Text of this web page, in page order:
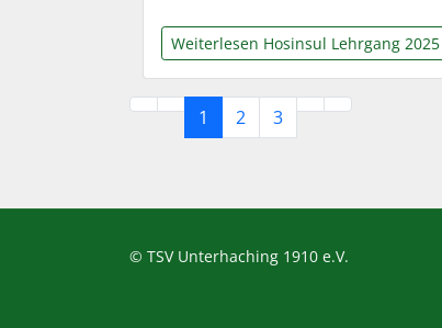
Weiterlesen Hosinsul Lehrgang 2025
1 2 3
© TSV Unterhaching 1910 e.V.